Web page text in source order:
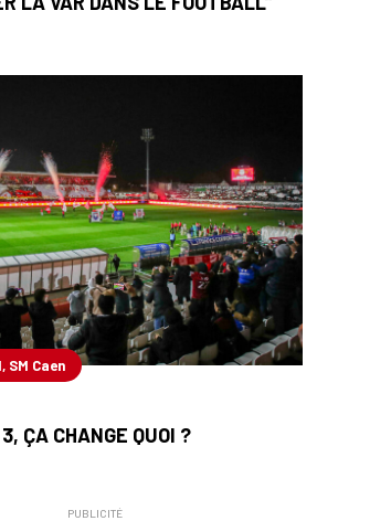
SM Caen
ÇA CHANGE QUOI ?
PUBLICITÉ